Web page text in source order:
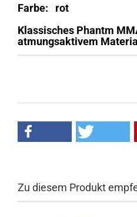
Farbe: rot
Klassisches Phantm
atmungsaktivem Material
Zu diesem Produkt